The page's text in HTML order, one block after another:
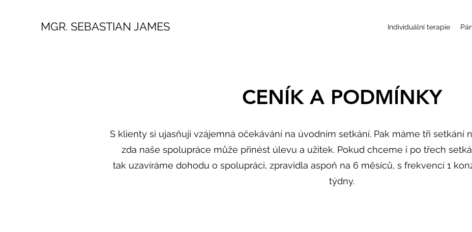
MGR. SEBASTIAN JAMES Individuální terapie
CENÍK A PODMÍNKY
S klienty si ujasňuji vzájemná očekávání na úvodním setkání. Pak máme tři setkání
zda naše spolupráce může přinést úlevu a užitek. Pokud chceme i po třech
tak uzavíráme dohodu o spolupráci, zpravidla aspoň na 6 měsíců, s frekvencí 1
týdny.